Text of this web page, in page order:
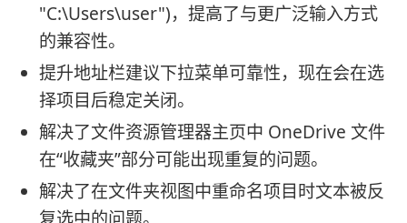
"C:\Users\user")，提高了与更广泛输入方式
的兼容性。
提升地址栏建议下拉菜单可靠性，现在会在选
择项目后稳定关闭。
解决了文件资源管理器主页中 OneDrive 文件
在“收藏夹”部分可能出现重复的问题。
解决了在文件夹视图中重命名项目时文本被反
复选中的问题。